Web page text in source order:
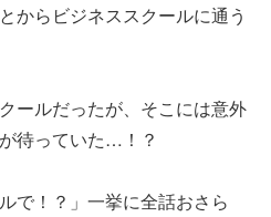
からビジネススクールに通う
ールだったが、そこには意外
待っていた…！？
で！？」一挙に全話おさら